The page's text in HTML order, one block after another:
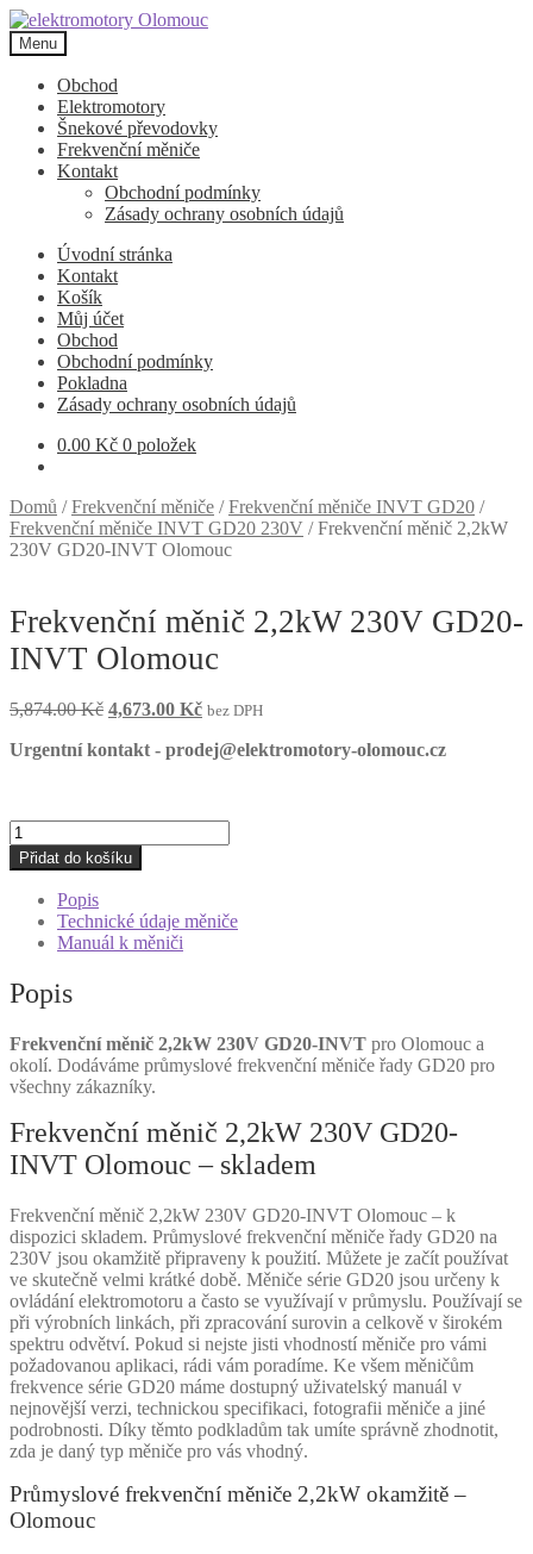
Přeskočit
na
navigaci
Přejít
k
obsahu
webu
Menu
Obchod
Elektromotory
Šnekové převodovky
Frekvenční měniče
Kontakt
Obchodní podmínky
Zásady ochrany osobních údajů
Úvodní stránka
Kontakt
Košík
Můj účet
Obchod
Obchodní podmínky
Pokladna
Zásady ochrany osobních údajů
0.00 Kč 0 položek
Domů /Frekvenční měniče /Frekvenční měniče INVT GD20 /
Frekvenční měniče INVT GD20 230V /Frekvenční měnič 2,2kW
230V GD20-INVT Olomouc
Frekvenční měnič 2,2kW 230V GD20-
INVT Olomouc
5,874.00Kč Původní
byla:
4,673.00 KčAktuální
je:
bez DPH
Urgentní kontakt - prodej@elektromotory-olomouc.cz
Frekvenční
měnič
2,2kW
230V
GD20-
INVT
Olomouc
množství
Přidat do košíku
Popis
Technické údaje měniče
Manuál k měniči
Popis
Frekvenční měnič 2,2kW 230V GD20-INVT pro Olomouc a
okolí. Dodáváme průmyslové frekvenční měniče řady GD20 pro
všechny zákazníky.
Frekvenční měnič 2,2kW 230V GD20-
INVT Olomouc – skladem
Frekvenční měnič 2,2kW 230V GD20-INVT Olomouc – k
dispozici skladem. Průmyslové frekvenční měniče řady GD20 na
230V jsou okamžitě připraveny k použití. Můžete je začít používat
ve skutečně velmi krátké době. Měniče série GD20 jsou určeny k
ovládání elektromotoru a často se využívají v průmyslu. Používají se
při výrobních linkách, při zpracování surovin a celkově v širokém
spektru odvětví. Pokud si nejste jisti vhodností měniče pro vámi
požadovanou aplikaci, rádi vám poradíme. Ke všem měničům
frekvence série GD20 máme dostupný uživatelský manuál v
nejnovější verzi, technickou specifikaci, fotografii měniče a jiné
podrobnosti. Díky těmto podkladům tak umíte správně zhodnotit,
zda je daný typ měniče pro vás vhodný.
Průmyslové frekvenční měniče 2,2kW okamžitě –
Olomouc